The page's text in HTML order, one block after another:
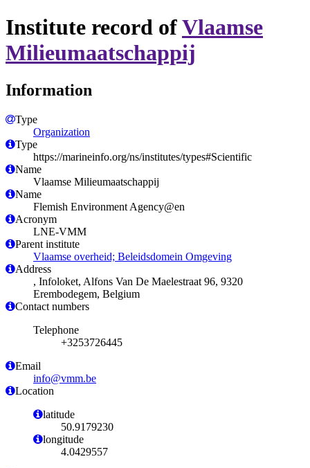
Institute record ofVlaamse
Milieumaatschappij
Information
Type
Organization
Type
https://marineinfo.org/ns/institutes/types#Scientific
Name
Vlaamse Milieumaatschappij
Name
Flemish Environment Agency@en
Acronym
LNE-VMM
Parent institute
Vlaamse overheid; Beleidsdomein Omgeving
Address
, Infoloket, Alfons Van De Maelestraat 96, 9320
Erembodegem, Belgium
Contact numbers
Telephone
+3253726445
Email
info@vmm.be
Location
latitude
50.9179230
longitude
4.0429557